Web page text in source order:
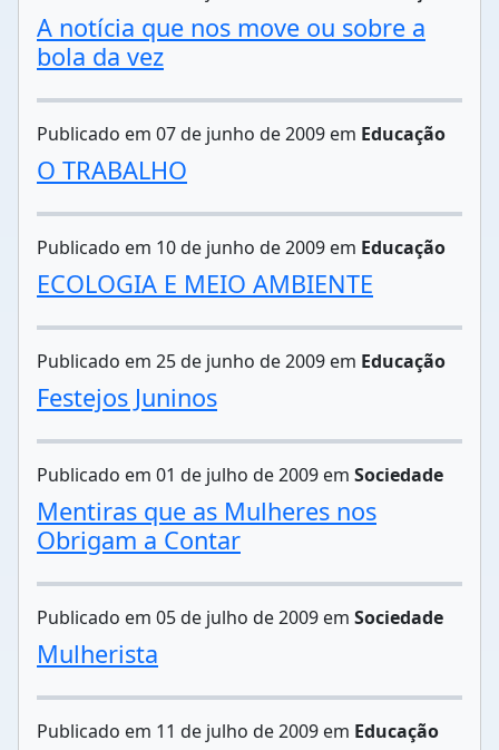
A notícia que nos move ou sobre a
bola da vez
Publicado em 07 de junho de 2009 em Educação
O TRABALHO
Publicado em 10 de junho de 2009 em Educação
ECOLOGIA E MEIO AMBIENTE
Publicado em 25 de junho de 2009 em Educação
Festejos Juninos
Publicado em 01 de julho de 2009 em Sociedade
Mentiras que as Mulheres nos
Obrigam a Contar
Publicado em 05 de julho de 2009 em Sociedade
Mulherista
Publicado em 11 de julho de 2009 em Educação